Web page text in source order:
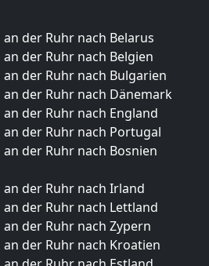
der Ruhr nach Belarus
der Ruhr nach Belgien
der Ruhr nach Bulgarien
der Ruhr nach Dänemark
der Ruhr nach England
der Ruhr nach Portugal
der Ruhr nach Bosnien
der Ruhr nach Irland
der Ruhr nach Lettland
der Ruhr nach Zypern
der Ruhr nach Kroatien